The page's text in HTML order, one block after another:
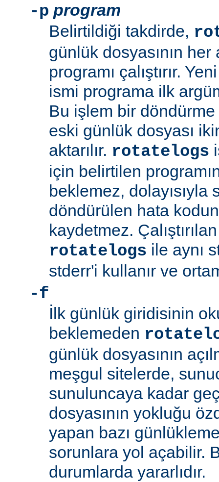
-p program
Belirtildiği takdirde,
günlük dosyasının her
programı çalıştırır.
ismi programa ilk
Bu işlem bir döndürme
eski günlük dosyası
aktarılır. rotatelogs
için belirtilen
beklemez,
döndürülen hata
kaydetmez.
rotatelogs ile aynı
stderr'i kullanır ve
-f
İlk günlük giridisinin
beklemeden
günlük dosyasının
meşgul sitelerde,
sunuluncaya kadar
dosyasının yokluğu
yapan bazı
sorunlara yol açabilir.
durumlarda yararlıdır.